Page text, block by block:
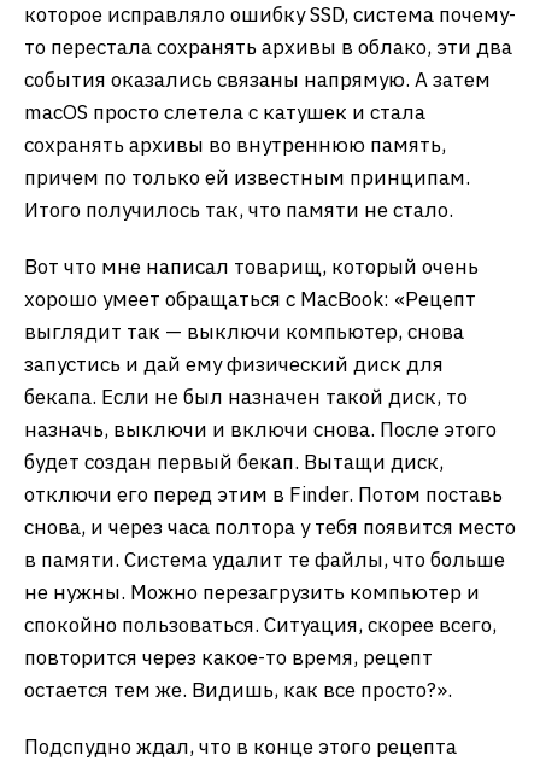
которое исправляло ошибку SSD, система почему-
то перестала сохранять архивы в облако, эти два
события оказались связаны напрямую. А затем
macOS просто слетела с катушек и стала
сохранять архивы во внутреннюю память,
причем по только ей известным принципам.
Итого получилось так, что памяти не стало.
Вот что мне написал товарищ, который очень
хорошо умеет обращаться с MacBook: «Рецепт
выглядит так — выключи компьютер, снова
запустись и дай ему физический диск для
бекапа. Если не был назначен такой диск, то
назначь, выключи и включи снова. После этого
будет создан первый бекап. Вытащи диск,
отключи его перед этим в Finder. Потом поставь
снова, и через часа полтора у тебя появится место
в памяти. Система удалит те файлы, что больше
не нужны. Можно перезагрузить компьютер и
спокойно пользоваться. Ситуация, скорее всего,
повторится через какое-то время, рецепт
остается тем же. Видишь, как все просто?».
Подспудно ждал, что в конце этого рецепта